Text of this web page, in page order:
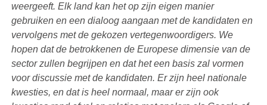
weergeeft. Elk land kan het op zijn eigen manier
gebruiken en een dialoog aangaan met de kandidaten en
vervolgens met de gekozen vertegenwoordigers. We
hopen dat de betrokkenen de Europese dimensie van de
sector zullen begrijpen en dat het een basis zal vormen
voor discussie met de kandidaten. Er zijn heel nationale
kwesties, en dat is heel normaal, maar er zijn ook